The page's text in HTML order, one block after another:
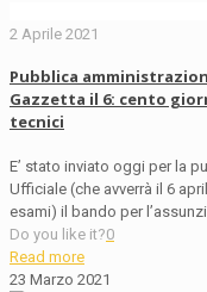
2 Aprile 2021
Pubblica
Gazzetta il 6: cento
tecnici
E’ stato inviato oggi per la
Ufficiale (che avverrà il 6
esami) il bando per
Do you like it?0
Read more
23 Marzo 2021